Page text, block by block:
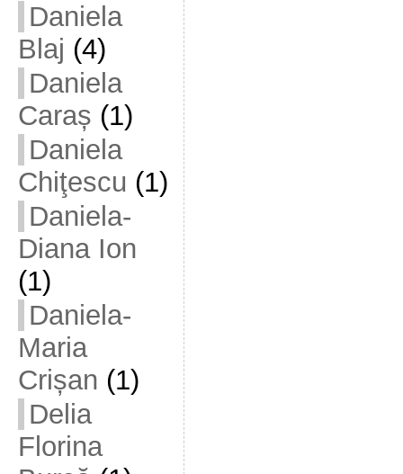
Daniela
Blaj (4)
Daniela
Caraș (1)
Daniela
Chiţescu (1)
Daniela-
Diana Ion
(1)
Daniela-
Maria
Crișan (1)
Delia
Florina